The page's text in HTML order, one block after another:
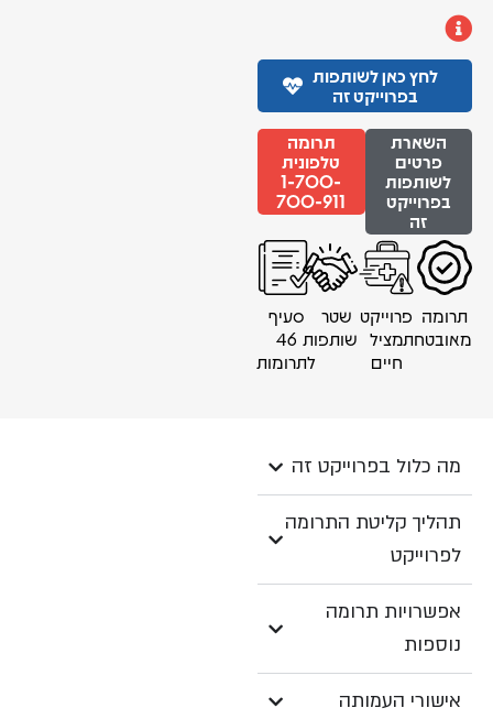
לחץ כאן לשותפות
בפרוייקט זה
השארת
פרטים
לשותפות
בפרוייקט
זה
תרומה
טלפונית
1-700-
700-911
תרומה
מאובטחת
פרוייקט
מציל
חיים
שטר
שותפות
סעיף
46
לתרומות
מה כלול בפרוייקט זה
תהליך קליטת התרומה
לפרוייקט
אפשרויות תרומה
נוספות
אישורי העמותה